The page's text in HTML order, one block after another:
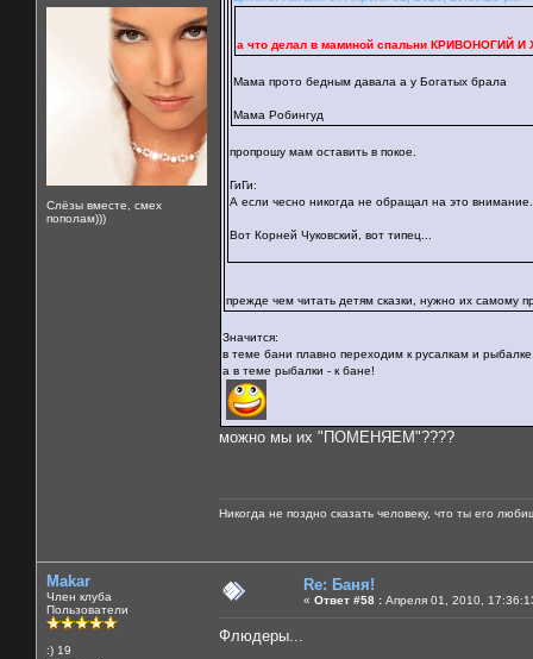
Слёзы вместе, смех
пополам)))
а что делал в маминой спальни КРИВОНОГИЙ
Мама прото бедным давала а у Богатых брала
Мама Робингуд
пропрошу мам оставить в покое.
ГиГи:
А если чесно никогда не обращал на это
Вот Корней Чуковский, вот типец...
прежде чем читать детям сказки, нужно их самому
Значится:
в теме бани плавно переходим к русалкам и
а в теме рыбалки - к бане!
можно мы их "ПОМЕНЯЕМ"????
Никогда не поздно сказать человеку, что ты его
Makar
Член клуба
Пользователи
:) 19
Re: Баня!
« Ответ #58 : Апреля 01, 2010,
Флюдеры...